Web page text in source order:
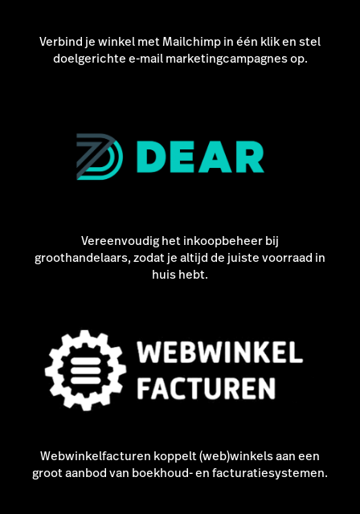
Verbind je winkel met Mailchimp in één klik en stel
doelgerichte e-mail marketingcampagnes op.
Vereenvoudig het inkoopbeheer bij
groothandelaars, zodat je altijd de juiste voorraad in
huis hebt.
Webwinkelfacturen koppelt (web)winkels aan een
groot aanbod van boekhoud- en facturatiesystemen.